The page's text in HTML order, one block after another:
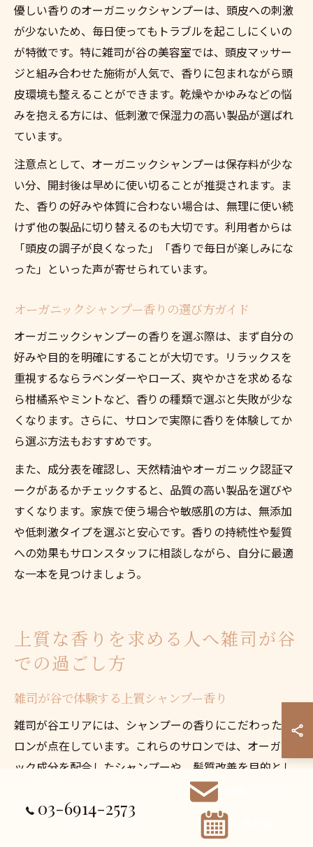
優しい香りのオーガニックシャンプーは、頭皮への刺激
が少ないため、毎日使ってもトラブルを起こしにくいの
が特徴です。特に雑司が谷の美容室では、頭皮マッサー
ジと組み合わせた施術が人気で、香りに包まれながら頭
皮環境も整えることができます。乾燥やかゆみなどの悩
みを抱える方には、低刺激で保湿力の高い製品が選ばれ
ています。
注意点として、オーガニックシャンプーは保存料が少な
い分、開封後は早めに使い切ることが推奨されます。ま
た、香りの好みや体質に合わない場合は、無理に使い続
けず他の製品に切り替えるのも大切です。利用者からは
「頭皮の調子が良くなった」「香りで毎日が楽しみにな
った」といった声が寄せられています。
オーガニックシャンプー香りの選び方ガイド
オーガニックシャンプーの香りを選ぶ際は、まず自分の
好みや目的を明確にすることが大切です。リラックスを
重視するならラベンダーやローズ、爽やかさを求めるな
ら柑橘系やミントなど、香りの種類で選ぶと失敗が少な
くなります。さらに、サロンで実際に香りを体験してか
ら選ぶ方法もおすすめです。
また、成分表を確認し、天然精油やオーガニック認証マ
ークがあるかチェックすると、品質の高い製品を選びや
すくなります。家族で使う場合や敏感肌の方は、無添加
や低刺激タイプを選ぶと安心です。香りの持続性や髪質
への効果もサロンスタッフに相談しながら、自分に最適
な一本を見つけましょう。
上質な香りを求める人へ雑司が谷
での過ごし方
雑司が谷で体験する上質シャンプー香り
雑司が谷エリアには、シャンプーの香りにこだわったサ
ロンが点在しています。これらのサロンでは、オーガニ
ック成分を配合したシャンプーや、髪質改善を目的とし
た高品質な製品が多数採用されています。香りの選択肢
も豊富で、柑橘系やフローラル、ハーバルなど、好みに
03-6914-2573